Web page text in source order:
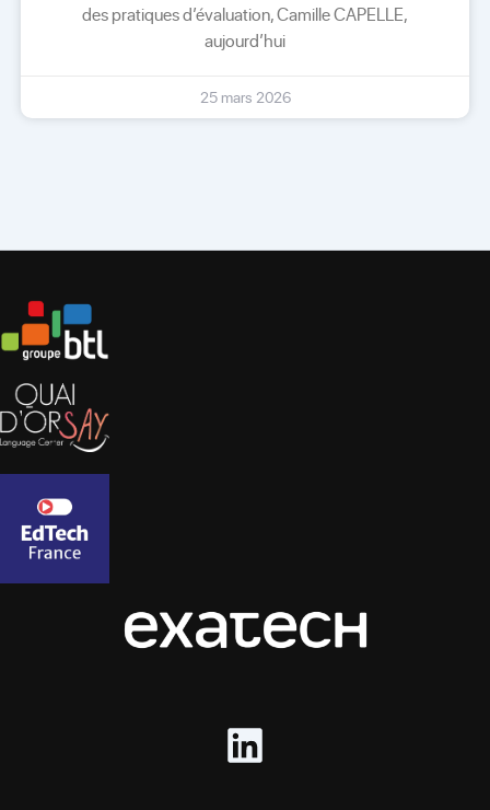
des pratiques d’évaluation, Camille CAPELLE,
aujourd’hui
25 mars 2026